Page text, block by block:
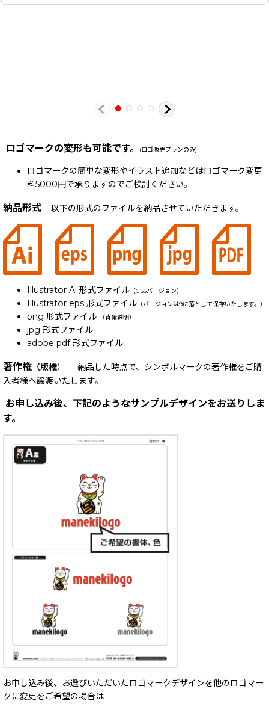
ロゴマークの変形も可能です。 (ロゴ販売プランのみ)
ロゴマークの簡単な変形やイラスト追加などはロゴマーク変更
料5000円で承りますのでご検討ください。
納品形式 以下の形式のファイルを納品させていただきます。
Illustrator Ai 形式ファイル （CS5バージョン）
Illustrator eps 形式ファイル （バージョンは9に落として保存いたします。）
png 形式ファイル （背景透明）
jpg 形式ファイル
adobe pdf 形式ファイル
著作権 （版権） 納品した時点で、シンボルマークの著作権をご購
入者様へ譲渡いたします。
お申し込み後、下記のようなサンプルデザインをお送りしま
す。
お申し込み後、お選びいただいたロゴマークデザインを他のロゴマー
クに変更をご希望の場合は